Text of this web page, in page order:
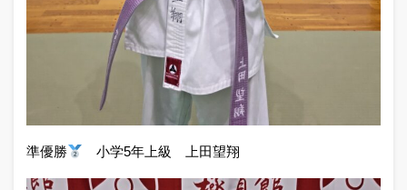
準優勝 小学5年上級 上田望翔